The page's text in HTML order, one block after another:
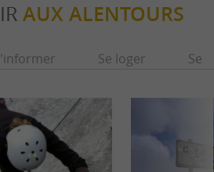
AUX ALENTOURS
Se loger Se